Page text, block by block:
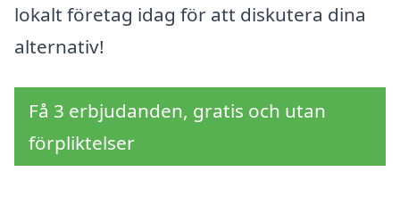
lokalt företag idag för att diskutera dina
alternativ!
Få 3 erbjudanden, gratis och utan
förpliktelser